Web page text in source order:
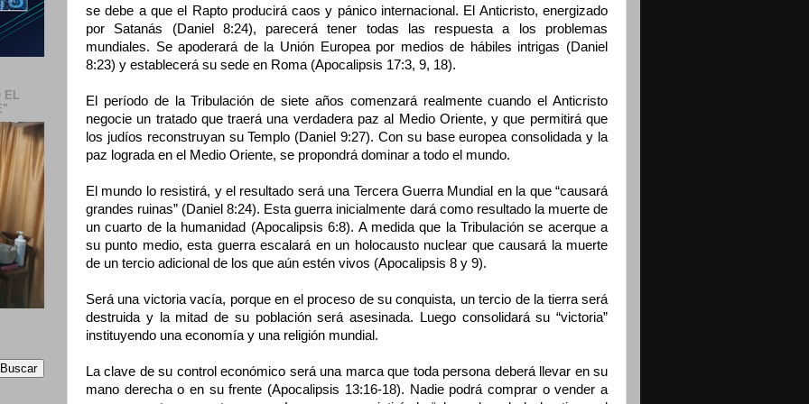
se debe a que el Rapto producirá caos y pánico internacional. El Anticristo, energizado
por Satanás (Daniel 8:24), parecerá tener todas las respuesta a los problemas
mundiales. Se apoderará de la Unión Europea por medios de hábiles intrigas (Daniel
8:23) y establecerá su sede en Roma (Apocalipsis 17:3, 9, 18).
El período de la Tribulación de siete años comenzará realmente cuando el Anticristo
negocie un tratado que traerá una verdadera paz al Medio Oriente, y que permitirá que
los judíos reconstruyan su Templo (Daniel 9:27). Con su base europea consolidada y la
paz lograda en el Medio Oriente, se propondrá dominar a todo el mundo.
El mundo lo resistirá, y el resultado será una Tercera Guerra Mundial en la que “causará
grandes ruinas” (Daniel 8:24). Esta guerra inicialmente dará como resultado la muerte de
un cuarto de la humanidad (Apocalipsis 6:8). A medida que la Tribulación se acerque a
su punto medio, esta guerra escalará en un holocausto nuclear que causará la muerte
de un tercio adicional de los que aún estén vivos (Apocalipsis 8 y 9).
Será una victoria vacía, porque en el proceso de su conquista, un tercio de la tierra será
destruida y la mitad de su población será asesinada. Luego consolidará su “victoria”
instituyendo una economía y una religión mundial.
La clave de su control económico será una marca que toda persona deberá llevar en su
mano derecha o en su frente (Apocalipsis 13:16-18). Nadie podrá comprar o vender a
EL